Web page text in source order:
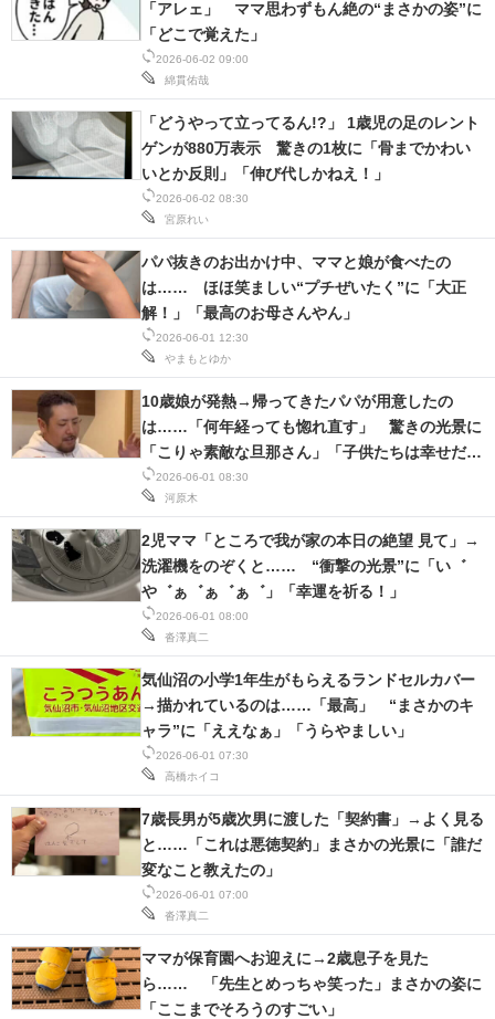
2026-06-02 09:00
綿貫佑哉
「アレェ」 ママ思わずもん絶の“まさかの姿”に
「どこで覚えた」
2026-06-02 08:30
宮原れい
「どうやって立ってるん!?」 1歳児の足のレント
ゲンが880万表示 驚きの1枚に「骨までかわい
いとか反則」「伸び代しかねえ！」
2026-06-01 12:30
やまもとゆか
パパ抜きのお出かけ中、ママと娘が食べたの
は…… ほほ笑ましい“プチぜいたく”に「大正
解！」「最高のお母さんやん」
2026-06-01 08:30
河原木
10歳娘が発熱→帰ってきたパパが用意したの
は……「何年経っても惚れ直す」 驚きの光景に
「こりゃ素敵な旦那さん」「子供たちは幸せだろ
うな」
2026-06-01 08:00
沓澤真二
2児ママ「ところで我が家の本日の絶望 見て」→
洗濯機をのぞくと…… “衝撃の光景”に「い゛
や゛ぁ゛ぁ゛ぁ゛」「幸運を祈る！」
2026-06-01 07:30
高橋ホイコ
気仙沼の小学1年生がもらえるランドセルカバー
→描かれているのは……「最高」 “まさかのキ
ャラ”に「ええなぁ」「うらやましい」
2026-06-01 07:00
沓澤真二
7歳長男が5歳次男に渡した「契約書」→よく見る
と……「これは悪徳契約」まさかの光景に「誰だ
変なこと教えたの」
ママが保育園へお迎えに→2歳息子を見た
ら…… 「先生とめっちゃ笑った」まさかの姿に
「ここまでそろうのすごい」